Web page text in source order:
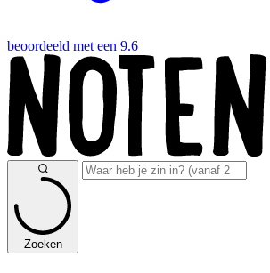
beoordeeld met een 9.6
Zoeken